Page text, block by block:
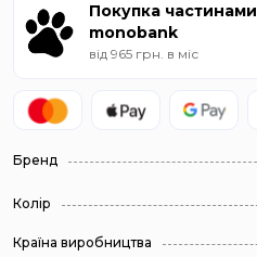
Покупка частинами
monobank
від 965 грн. в міс
Бренд
Колір
Країна виробництва